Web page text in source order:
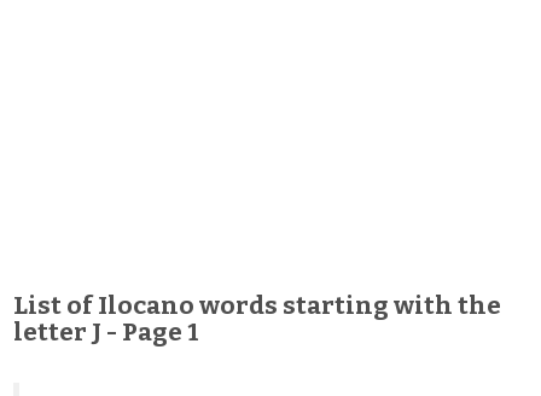
List of Ilocano words starting with the
letter J - Page 1